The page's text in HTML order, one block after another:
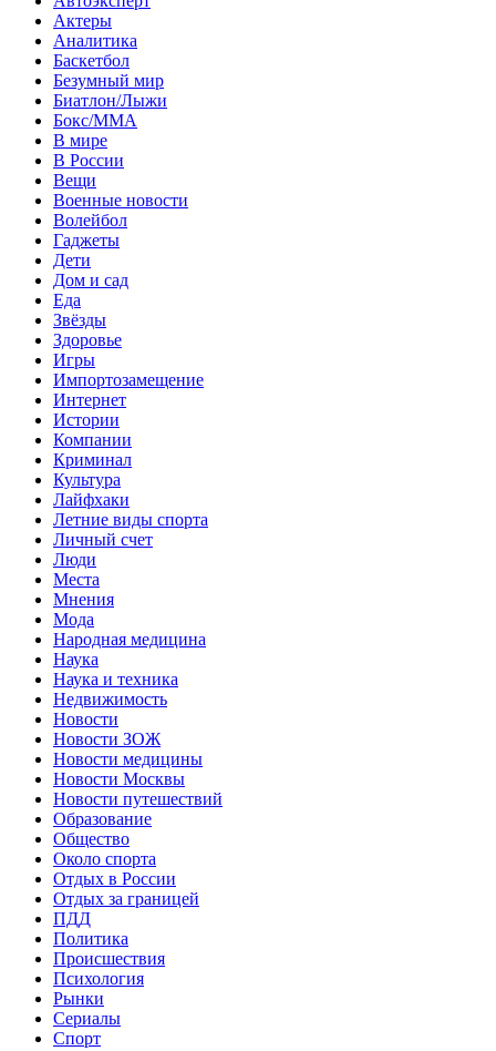
Актеры
Аналитика
Баскетбол
Безумный мир
Биатлон/Лыжи
Бокс/MMA
В мире
В России
Вещи
Военные новости
Волейбол
Гаджеты
Дети
Дом и сад
Еда
Звёзды
Здоровье
Игры
Импортозамещение
Интернет
Истории
Компании
Криминал
Культура
Лайфхаки
Летние виды спорта
Личный счет
Люди
Места
Мнения
Мода
Народная медицина
Наука
Наука и техника
Недвижимость
Новости
Новости ЗОЖ
Новости медицины
Новости Москвы
Новости путешествий
Образование
Общество
Около спорта
Отдых в России
Отдых за границей
ПДД
Политика
Происшествия
Психология
Рынки
Сериалы
Спорт